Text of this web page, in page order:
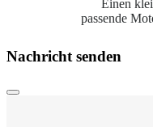
Einen
passende
Nachricht senden